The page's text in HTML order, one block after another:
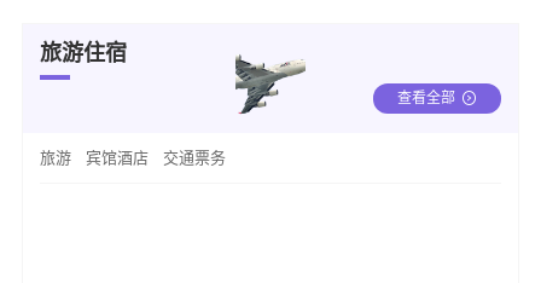
旅游住宿
查看全部
旅游 宾馆酒店 交通票务